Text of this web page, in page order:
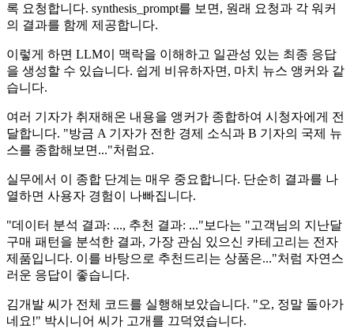
록 요청합니다. synthesis_prompt를 보면, 원래 요청과 각 워커
의 결과를 함께 제공합니다.
이렇게 하면 LLM이 맥락을 이해하고 일관성 있는 최종 응답
을 생성할 수 있습니다. 쉽게 비유하자면, 마치 뉴스 앵커와 같
습니다.
여러 기자가 취재해온 내용을 앵커가 종합하여 시청자에게 전
달합니다. "방금 A 기자가 전한 경제 소식과 B 기자의 국제 뉴
스를 종합해보면..."처럼요.
실무에서 이 종합 단계는 매우 중요합니다. 단순히 결과를 나
열하면 사용자 경험이 나빠집니다.
"데이터 분석 결과: ..., 추천 결과: ..."보다는 "고객님의 지난달
구매 패턴을 분석한 결과, 가장 관심 있으신 카테고리는 전자
제품입니다. 이를 바탕으로 추천드리는 상품은..."처럼 자연스
러운 응답이 좋습니다.
김개발 씨가 전체 코드를 실행해보았습니다. "오, 정말 돌아가
네요!" 박시니어 씨가 고개를 끄덕였습니다.